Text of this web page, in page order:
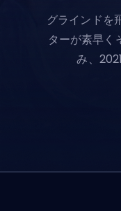
グラインドを
ターが素早く
み、